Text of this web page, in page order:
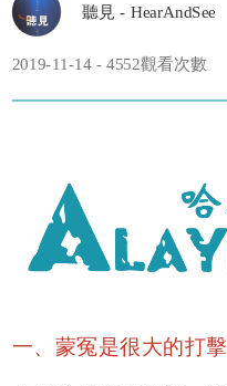
聽見 - HearAndSee
2019-11-14 - 4552觀看次數
一、蒙冤是很大的打擊